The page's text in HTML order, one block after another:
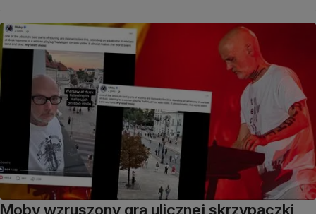
Moby wzruszony grą ulicznej skrzypaczki